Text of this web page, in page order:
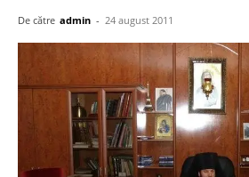
De către admin - 24 august 2011